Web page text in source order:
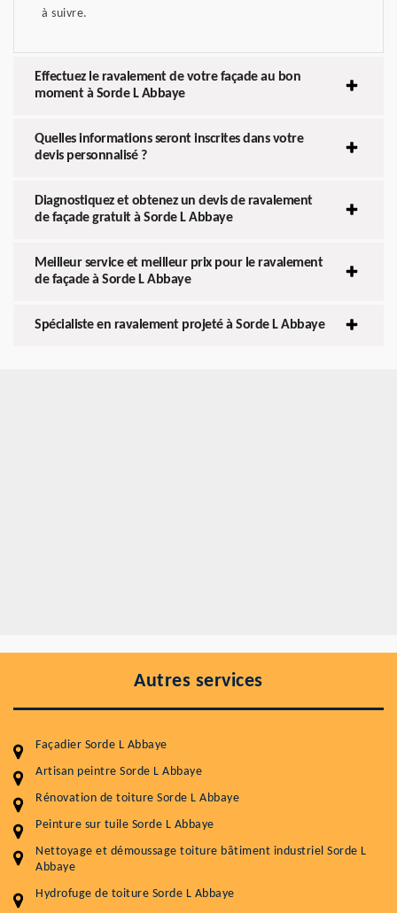
à suivre.
Effectuez le ravalement de votre façade au bon
moment à Sorde L Abbaye
Quelles informations seront inscrites dans votre
devis personnalisé ?
Diagnostiquez et obtenez un devis de ravalement
de façade gratuit à Sorde L Abbaye
Meilleur service et meilleur prix pour le ravalement
de façade à Sorde L Abbaye
Spécialiste en ravalement projeté à Sorde L Abbaye
Autres services
Façadier Sorde L Abbaye
Artisan peintre Sorde L Abbaye
Rénovation de toiture Sorde L Abbaye
Peinture sur tuile Sorde L Abbaye
Nettoyage et démoussage toiture bâtiment industriel Sorde L
Abbaye
Hydrofuge de toiture Sorde L Abbaye
Entretenir votre toiture, c'est préserver sa
durabilité
Plus de 15 ans d'expérience en couverture et facade